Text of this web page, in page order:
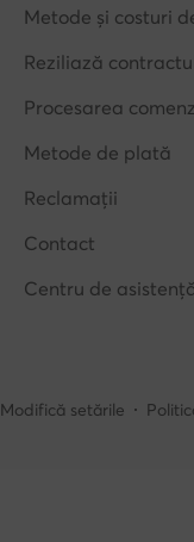
Metode și costuri
Reziliază
Procesarea
Metode de plată
Reclamații
Contact
Centru de asistență
Modifică setările